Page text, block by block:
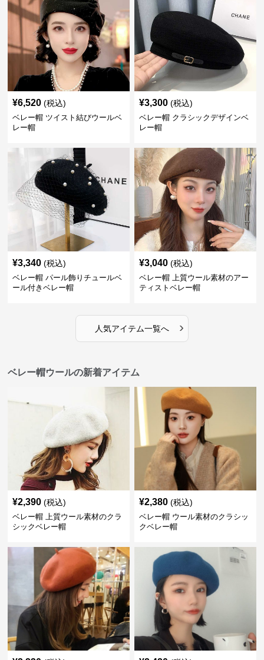
¥6,520 (税込)
ベレー帽 ツイスト結びウールベ
レー帽
¥3,300 (税込)
ベレー帽 クラシックデザインベ
レー帽
¥3,340 (税込)
ベレー帽 パール飾りチュールベ
ール付きベレー帽
¥3,040 (税込)
ベレー帽 上質ウール素材のアー
ティストベレー帽
人気アイテム一覧へ ›
ベレー帽ウールの新着アイテム
¥2,390 (税込)
ベレー帽 上質ウール素材のクラ
シックベレー帽
¥2,380 (税込)
ベレー帽 ウール素材のクラシッ
クベレー帽